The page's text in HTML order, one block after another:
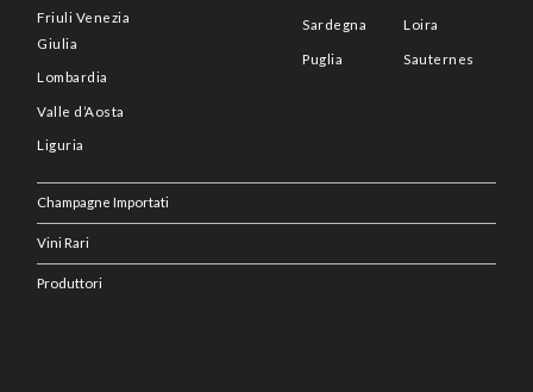
Friuli Venezia
Giulia
Lombardia
Valle d’Aosta
Liguria
Sardegna
Puglia
Loira
Sauternes
Champagne Importati
Vini Rari
Produttori